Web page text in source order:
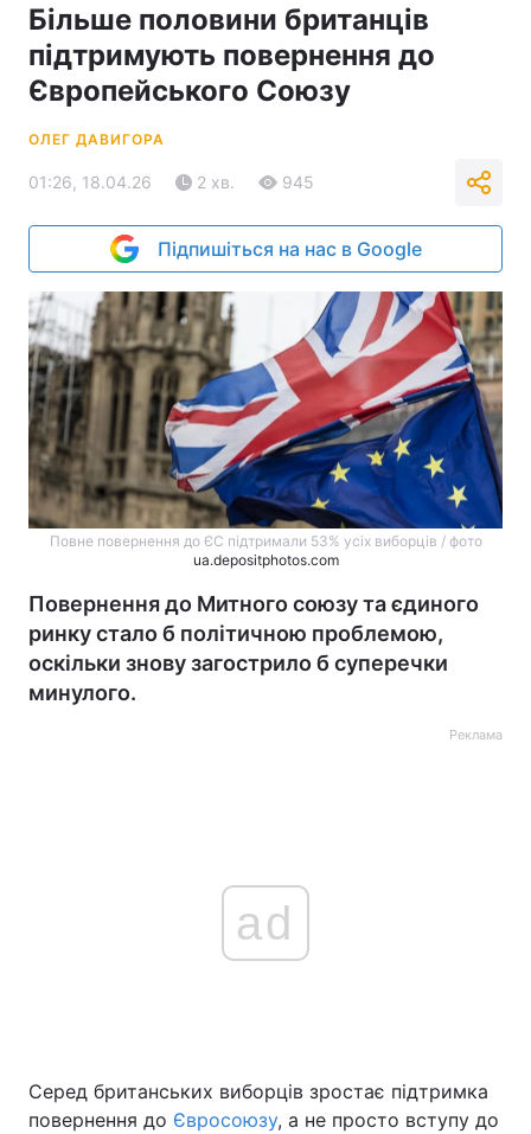
Більше половини британців
підтримують повернення до
Європейського Союзу
ОЛЕГ ДАВИГОРА
01:26, 18.04.26 2 хв. 945
Підпишіться на нас в Google
Повне повернення до ЄС підтримали 53% усіх виборців / фото
ua.depositphotos.com
Повернення до Митного союзу та єдиного
ринку стало б політичною проблемою,
оскільки знову загострило б суперечки
минулого.
Реклама
ad
Серед британських виборців зростає підтримка
повернення до Євросоюзу, а не просто вступу до